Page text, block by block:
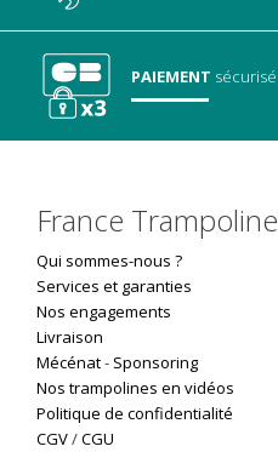
PAIEMENT sécurisé
France Trampoline
Qui sommes-nous ?
Services et garanties
Nos engagements
Livraison
Mécénat- Sponsoring
Nos trampolines en vidéos
Politique de confidentialité
CGV/CGU